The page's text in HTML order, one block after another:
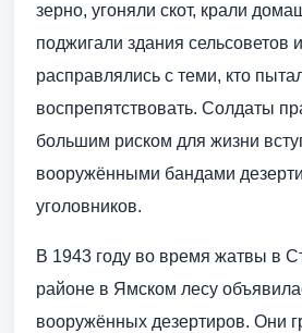
зерно, угоняли скот, крали
поджигали здания сельсоветов
расправлялись с теми, кто
воспрепятствовать. Солдаты
большим риском для жизни
вооружёнными бандами
уголовников.
В 1943 году во время жатвы в
районе в Ямском лесу
вооружённых дезертиров. Они